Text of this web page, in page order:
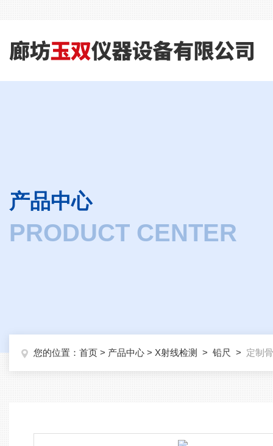
产品中心
PRODUCT CENTER
您的位置： 首页 > 产品中心 > X射线检测 > 铅尺 > 定制